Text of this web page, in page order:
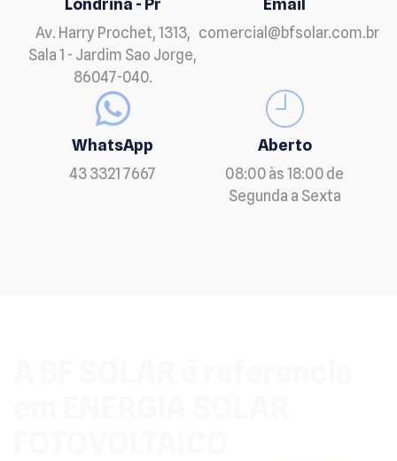
Londrina - Pr
Av. Harry Prochet, 1313,
Sala 1 - Jardim Sao Jorge,
86047-040.
Email
comercial@bfsolar.com.br
WhatsApp
43 3321 7667
Aberto
08:00 às 18:00 de
Segunda a Sexta